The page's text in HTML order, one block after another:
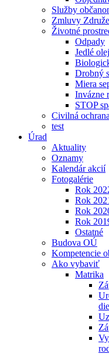
Služby
Zmluvy
Životné
Odpady
Jedlé
Drobný
Miera
Invázne
STOP
Civilná ochrana
test
Úrad
Aktuality
Oznamy
Kalendár akcií
Fotogalérie
Rok
Rok
Rok
Rok
Ostatné
Budova OÚ
Kompetencie
Ako vybaviť
Matrika